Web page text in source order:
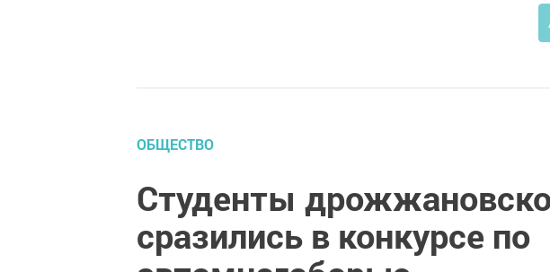
ОБЩЕСТВО
Студенты
сразились в конкурсе по